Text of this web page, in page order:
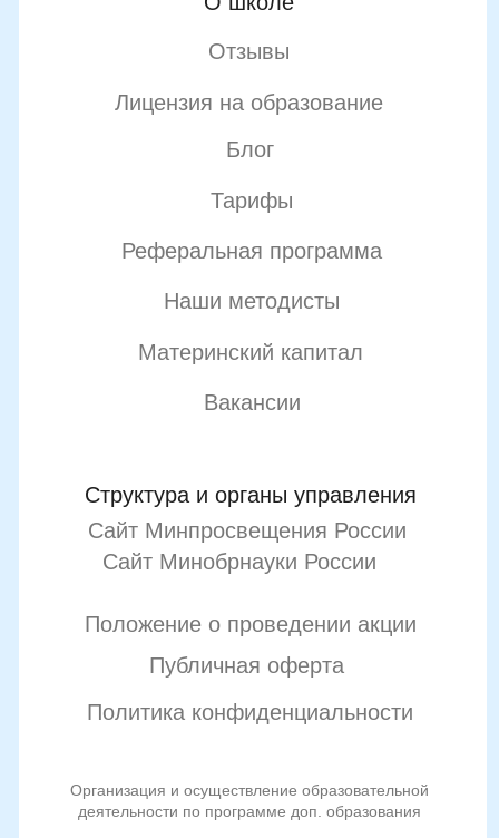
Двойная выгода этим летом:
ДОПОЛНИТЕЛЬНОГО ОБРАЗОВАНИЯ "ШКОЛА
Телефон: +7 (800) 100-11-43, Почта: anodo@skillzania.ru